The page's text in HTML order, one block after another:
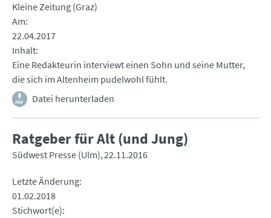
Kleine Zeitung (Graz)
Am
22.04.2017
Inhalt
Eine Redakteurin interviewt einen Sohn und seine Mutter,
die sich im Altenheim pudelwohl fühlt.
Datei herunterladen
Ratgeber für Alt (und Jung)
Südwest Presse (Ulm) 22.11.2016
Letzte Änderung
01.02.2018
Stichwort(e)